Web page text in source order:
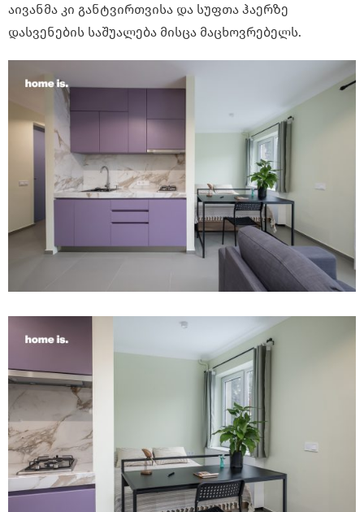
აივანმა კი განტვირთვისა და სუფთა ჰაერზე
დასვენების საშუალება მისცა მაცხოვრებელს.